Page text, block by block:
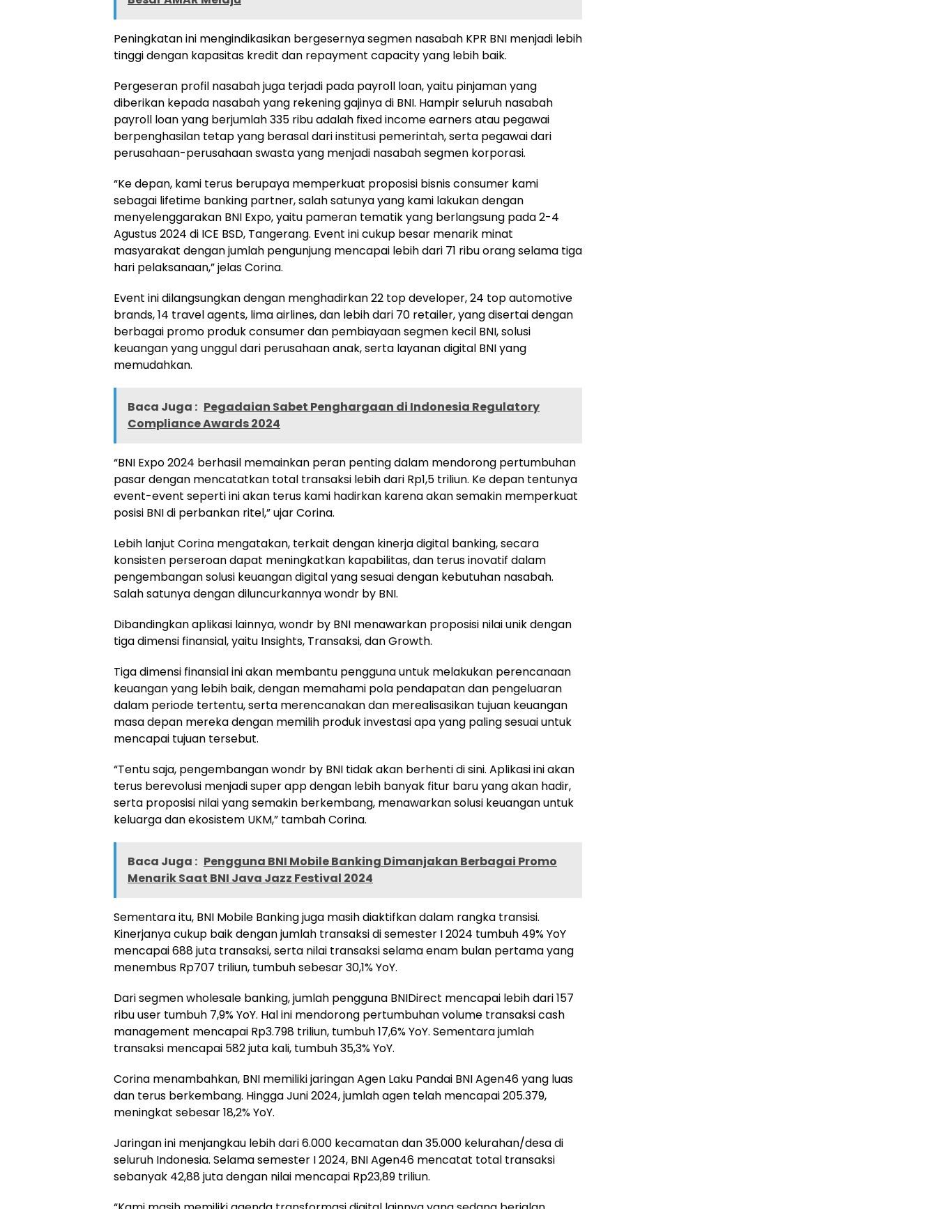
Peningkatan ini mengindikasikan bergesernya segmen nasabah KPR BNI menjadi lebih
tinggi dengan kapasitas kredit dan repayment capacity yang lebih baik.
Pergeseran profil nasabah juga terjadi pada payroll loan, yaitu pinjaman yang
diberikan kepada nasabah yang rekening gajinya di BNI. Hampir seluruh nasabah
payroll loan yang berjumlah 335 ribu adalah fixed income earners atau pegawai
berpenghasilan tetap yang berasal dari institusi pemerintah, serta pegawai dari
perusahaan-perusahaan swasta yang menjadi nasabah segmen korporasi.
“Ke depan, kami terus berupaya memperkuat proposisi bisnis consumer kami
sebagai lifetime banking partner, salah satunya yang kami lakukan dengan
menyelenggarakan BNI Expo, yaitu pameran tematik yang berlangsung pada 2-4
Agustus 2024 di ICE BSD, Tangerang. Event ini cukup besar menarik minat
masyarakat dengan jumlah pengunjung mencapai lebih dari 71 ribu orang selama tiga
hari pelaksanaan,” jelas Corina.
Event ini dilangsungkan dengan menghadirkan 22 top developer, 24 top automotive
brands, 14 travel agents, lima airlines, dan lebih dari 70 retailer, yang disertai dengan
berbagai promo produk consumer dan pembiayaan segmen kecil BNI, solusi
keuangan yang unggul dari perusahaan anak, serta layanan digital BNI yang
memudahkan.
Baca Juga : Pegadaian Sabet Penghargaan di Indonesia Regulatory
Compliance Awards 2024
“BNI Expo 2024 berhasil memainkan peran penting dalam mendorong pertumbuhan
pasar dengan mencatatkan total transaksi lebih dari Rp1,5 triliun. Ke depan tentunya
event-event seperti ini akan terus kami hadirkan karena akan semakin memperkuat
posisi BNI di perbankan ritel,” ujar Corina.
Lebih lanjut Corina mengatakan, terkait dengan kinerja digital banking, secara
konsisten perseroan dapat meningkatkan kapabilitas, dan terus inovatif dalam
pengembangan solusi keuangan digital yang sesuai dengan kebutuhan nasabah.
Salah satunya dengan diluncurkannya wondr by BNI.
Dibandingkan aplikasi lainnya, wondr by BNI menawarkan proposisi nilai unik dengan
tiga dimensi finansial, yaitu Insights, Transaksi, dan Growth.
Tiga dimensi finansial ini akan membantu pengguna untuk melakukan perencanaan
keuangan yang lebih baik, dengan memahami pola pendapatan dan pengeluaran
dalam periode tertentu, serta merencanakan dan merealisasikan tujuan keuangan
masa depan mereka dengan memilih produk investasi apa yang paling sesuai untuk
mencapai tujuan tersebut.
“Tentu saja, pengembangan wondr by BNI tidak akan berhenti di sini. Aplikasi ini akan
terus berevolusi menjadi super app dengan lebih banyak fitur baru yang akan hadir,
serta proposisi nilai yang semakin berkembang, menawarkan solusi keuangan untuk
keluarga dan ekosistem UKM,” tambah Corina.
Baca Juga : Pengguna BNI Mobile Banking Dimanjakan Berbagai Promo
Menarik Saat BNI Java Jazz Festival 2024
Sementara itu, BNI Mobile Banking juga masih diaktifkan dalam rangka transisi.
Kinerjanya cukup baik dengan jumlah transaksi di semester I 2024 tumbuh 49% YoY
mencapai 688 juta transaksi, serta nilai transaksi selama enam bulan pertama yang
menembus Rp707 triliun, tumbuh sebesar 30,1% YoY.
Dari segmen wholesale banking, jumlah pengguna BNIDirect mencapai lebih dari 157
ribu user tumbuh 7,9% YoY. Hal ini mendorong pertumbuhan volume transaksi cash
management mencapai Rp3.798 triliun, tumbuh 17,6% YoY. Sementara jumlah
transaksi mencapai 582 juta kali, tumbuh 35,3% YoY.
Corina menambahkan, BNI memiliki jaringan Agen Laku Pandai BNI Agen46 yang luas
dan terus berkembang. Hingga Juni 2024, jumlah agen telah mencapai 205.379,
meningkat sebesar 18,2% YoY.
Jaringan ini menjangkau lebih dari 6.000 kecamatan dan 35.000 kelurahan/desa di
seluruh Indonesia. Selama semester I 2024, BNI Agen46 mencatat total transaksi
sebanyak 42,88 juta dengan nilai mencapai Rp23,89 triliun.